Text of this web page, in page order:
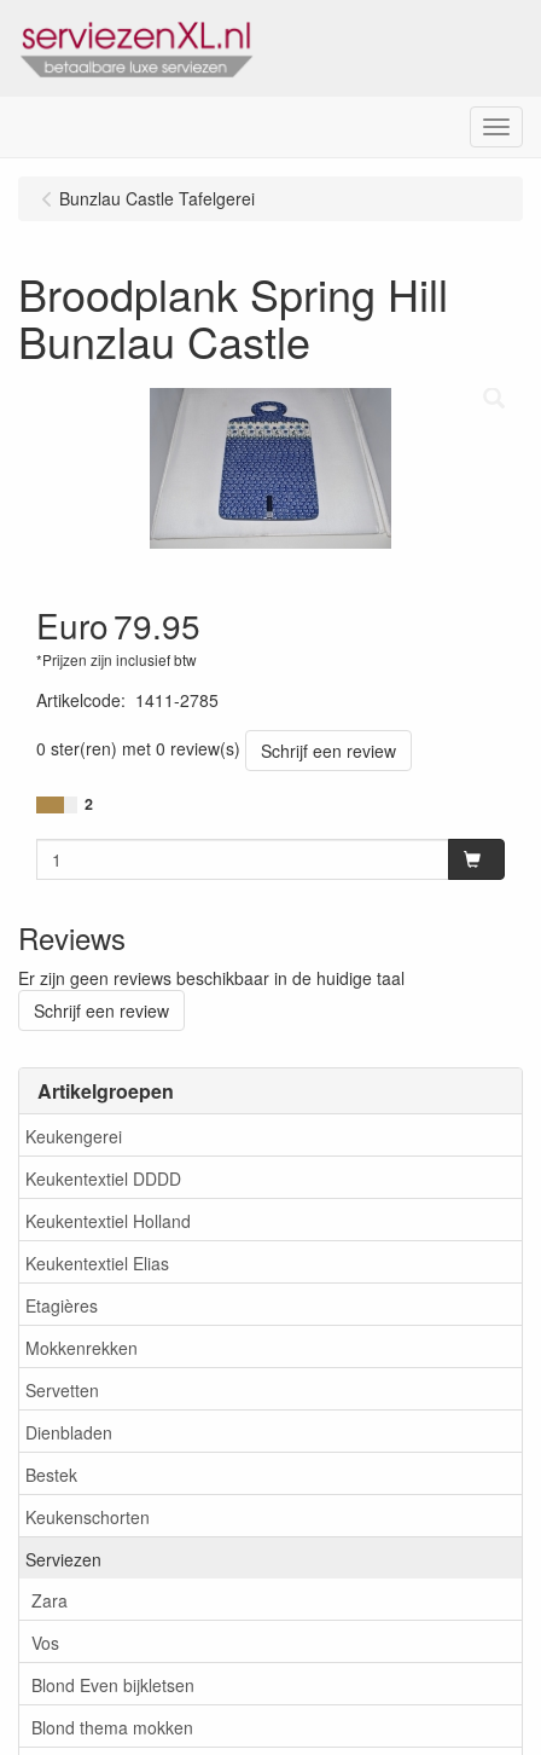
Menu
Artikelgroepen
Keukengerei
Keukentextiel DDDD
Keukentextiel Holland
Keukentextiel Elias
Etagières
Mokkenrekken
Servetten
Dienbladen
Bestek
Keukenschorten
Serviezen
Zara
Vos
Blond Even bijkletsen
Blond thema mokken
Bunzlau Castle Tafelgerei
Broodplank Spring Hill
Bunzlau Castle
Euro79.95
*Prijzen zijn inclusief btw
Artikelcode: 1411-2785
0 ster(ren) met 0 review(s)
Schrijf een review
2
Reviews
Er zijn geen reviews beschikbaar in de huidige taal
Schrijf een review